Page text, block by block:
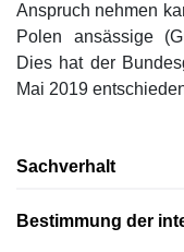
Anspruch nehmen
Polen ansässige
Dies hat der
Mai 2019
Sachverhalt
Bestimmung der